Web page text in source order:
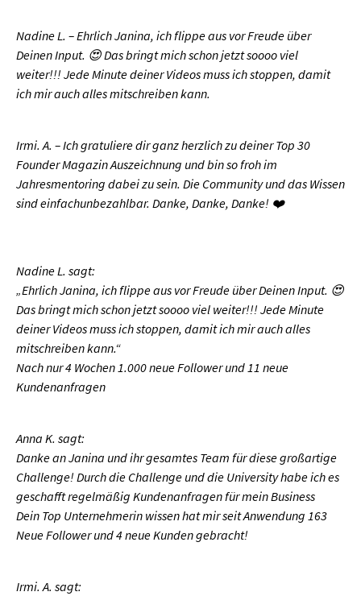
Nadine L. – Ehrlich Janina, ich flippe aus vor Freude über
Deinen Input. 😍 Das bringt mich schon jetzt soooo viel
weiter!!! Jede Minute deiner Videos muss ich stoppen, damit
ich mir auch alles mitschreiben kann.
Irmi. A. – Ich gratuliere dir ganz herzlich zu deiner Top 30
Founder Magazin Auszeichnung und bin so froh im
Jahresmentoring dabei zu sein. Die Community und das Wissen
sind einfachunbezahlbar. Danke, Danke, Danke! ❤️
Nadine L. sagt:
„Ehrlich Janina, ich flippe aus vor Freude über Deinen Input. 😍
Das bringt mich schon jetzt soooo viel weiter!!! Jede Minute
deiner Videos muss ich stoppen, damit ich mir auch alles
mitschreiben kann.“
Nach nur 4 Wochen 1.000 neue Follower und 11 neue
Kundenanfragen
Anna K. sagt:
Danke an Janina und ihr gesamtes Team für diese großartige
Challenge! Durch die Challenge und die University habe ich es
geschafft regelmäßig Kundenanfragen für mein Business
Dein Top Unternehmerin wissen hat mir seit Anwendung 163
Neue Follower und 4 neue Kunden gebracht!
Irmi. A. sagt: